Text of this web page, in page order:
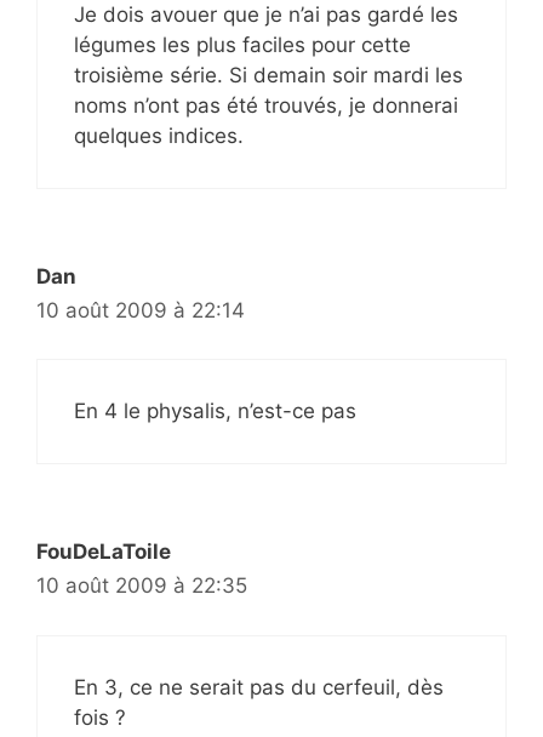
Je dois avouer que je n’ai pas gardé les
légumes les plus faciles pour cette
troisième série. Si demain soir mardi les
noms n’ont pas été trouvés, je donnerai
quelques indices.
Dan
10 août 2009 à 22:14
En 4 le physalis, n’est-ce pas
FouDeLaToile
10 août 2009 à 22:35
En 3, ce ne serait pas du cerfeuil, dès
fois ?